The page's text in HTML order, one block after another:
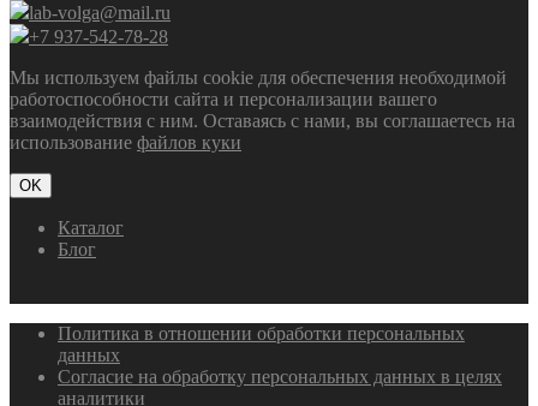
lab-volga@mail.ru
+7 937-542-78-28
Мы используем файлы cookie для обеспечения необходимой
работоспособности сайта и персонализации вашего
взаимодействия с ним. Оставаясь с нами, вы соглашаетесь на
использование файлов куки
OK
Каталог
Блог
Политика в отношении обработки персональных
данных
Согласие на обработку персональных данных в целях
аналитики